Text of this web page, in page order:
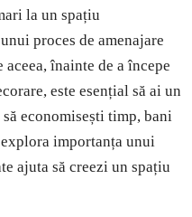
la un spațiu
proces de amenajare
înainte de a începe
este esențial să ai un
economisești timp, bani
importanța unui
ajuta să creezi un spațiu